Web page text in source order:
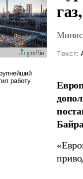
период
Tекст: